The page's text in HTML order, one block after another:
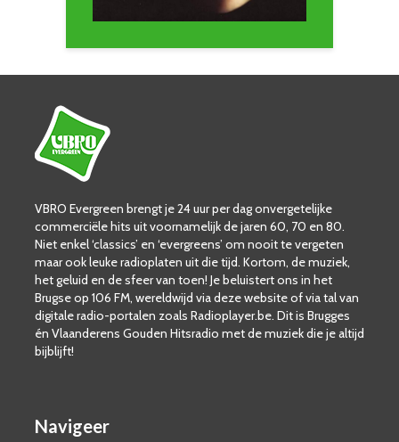
VBRO Evergreen brengt je 24 uur per dag onvergetelijke
commerciële hits uit voornamelijk de jaren 60, 70 en 80.
Niet enkel ‘classics’ en ‘evergreens’ om nooit te vergeten
maar ook leuke radioplaten uit die tijd. Kortom, de muziek,
het geluid en de sfeer van toen! Je beluistert ons in het
Brugse op 106 FM, wereldwijd via deze website of via tal van
digitale radio-portalen zoals Radioplayer.be. Dit is Brugges
én Vlaanderens Gouden Hitsradio met de muziek die je altijd
bijblijft!
Navigeer